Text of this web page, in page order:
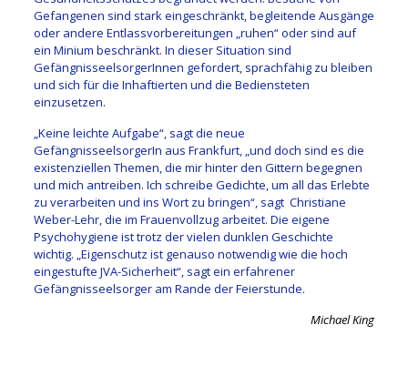
Gefangenen sind stark eingeschränkt, begleitende Ausgänge
oder andere Entlassvorbereitungen „ruhen“ oder sind auf
ein Minium beschränkt. In dieser Situation sind
GefängnisseelsorgerInnen gefordert, sprachfähig zu bleiben
und sich für die Inhaftierten und die Bediensteten
einzusetzen.
„Keine leichte Aufgabe“, sagt die neue
GefängnisseelsorgerIn aus Frankfurt, „und doch sind es die
existenziellen Themen, die mir hinter den Gittern begegnen
und mich antreiben. Ich schreibe Gedichte, um all das Erlebte
zu verarbeiten und ins Wort zu bringen“, sagt Christiane
Weber-Lehr, die im Frauenvollzug arbeitet. Die eigene
Psychohygiene ist trotz der vielen dunklen Geschichte
wichtig. „Eigenschutz ist genauso notwendig wie die hoch
eingestufte JVA-Sicherheit“, sagt ein erfahrener
Gefängnisseelsorger am Rande der Feierstunde.
Michael King